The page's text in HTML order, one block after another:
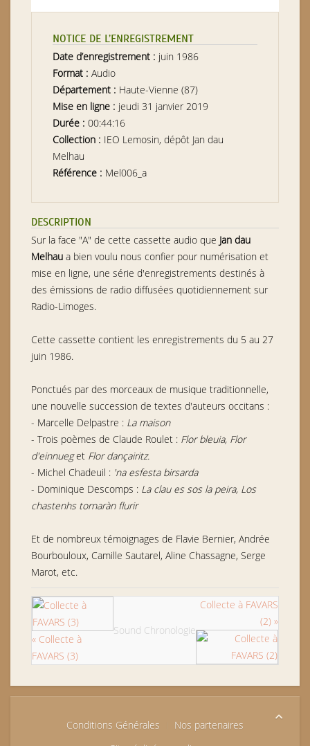
NOTICE DE L’ENREGISTREMENT
Date d’enregistrement : juin 1986
Format : Audio
Département : Haute-Vienne (87)
Mise en ligne : jeudi 31 janvier 2019
Durée : 00:44:16
Collection : IEO Lemosin, dépôt Jan dau
Melhau
Référence : Mel006_a
DESCRIPTION
Sur la face "A" de cette cassette audio que Jan dau
Melhau a bien voulu nous confier pour numérisation et
mise en ligne, une série d'enregistrements destinés à
des émissions de radio diffusées quotidiennement sur
Radio-Limoges.
Cette cassette contient les enregistrements du 5 au 27
juin 1986.
Ponctués par des morceaux de musique traditionnelle,
une nouvelle succession de textes d'auteurs occitans :
- Marcelle Delpastre : La maison
- Trois poèmes de Claude Roulet : Flor bleuia, Flor
d'einnueget Flor dançairitz.
- Michel Chadeuil : 'na esfesta birsarda
- Dominique Descomps : La clau es sos la peira, Los
chastenhs tornaràn flurir
Et de nombreux témoignages de Flavie Bernier, Andrée
Bourbouloux, Camille Sautarel, Aline Chassagne, Serge
Marot, etc.
« Collecte à
FAVARS (3)
Sound Chronologie
Collecte à FAVARS
(2) »
Conditions Générales
Nos partenaires